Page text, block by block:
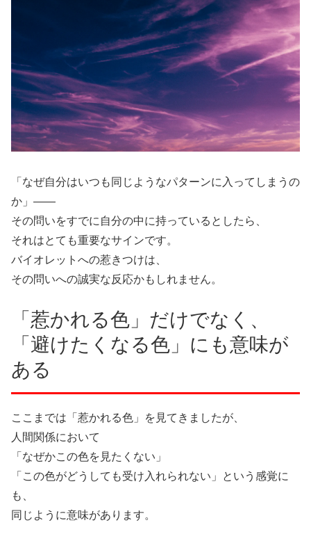
「なぜ自分はいつも同じようなパターンに入ってしまうの
か」——
その問いをすでに自分の中に持っているとしたら、
それはとても重要なサインです。
バイオレットへの惹きつけは、
その問いへの誠実な反応かもしれません。
「惹かれる色」だけでなく、
「避けたくなる色」にも意味が
ある
ここまでは「惹かれる色」を見てきましたが、
人間関係において
「なぜかこの色を見たくない」
「この色がどうしても受け入れられない」という感覚に
も、
同じように意味があります。